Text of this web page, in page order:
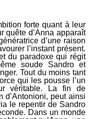
forte quant à leur
quête d’Anna apparaît
d’une raison
l’instant présent.
du paradoxe qui régit
soude Sandro et
Tout du moins tant
qui les pousse l’un
véritable. La fin de
d’Antonioni, peut ainsi
le repentir de Sandro
Dans un monde